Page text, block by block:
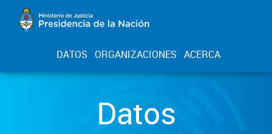
DATOS ORGANIZACIONES ACERCA
Datos